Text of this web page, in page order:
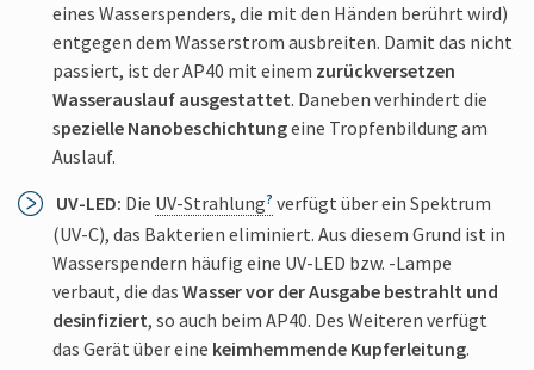
eines Wasserspenders, die mit den Händen berührt wird)
entgegen dem Wasserstrom ausbreiten. Damit das nicht
passiert, ist der AP40 mit einem zurückversetzen
Wasserauslauf ausgestattet. Daneben verhindert die
spezielle Nanobeschichtungeine Tropfenbildung am
Auslauf.
UV-LED: Die UV-Strahlung verfügt über ein Spektrum
(UV-C), das Bakterien eliminiert. Aus diesem Grund ist in
Wasserspendern häufig eine UV-LED bzw. -Lampe
verbaut, die das Wasser vor der Ausgabe bestrahlt und
desinfiziert, so auch beim AP40. Des Weiteren verfügt
das Gerät über eine keimhemmende Kupferleitung.